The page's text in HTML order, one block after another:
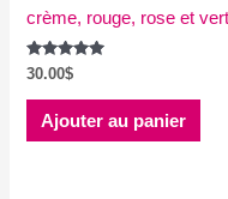
crème, rouge, rose et vert
Note
5.00
sur 5
30.00$
Ajouter au panier